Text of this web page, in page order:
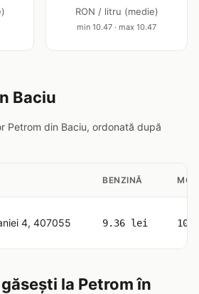
RON / litru (medie)
min 10.47 · max 10.47
Baciu
Petrom din Baciu, ordonată după
BENZINĂ
4, 407055 9.36 lei
la Petrom în